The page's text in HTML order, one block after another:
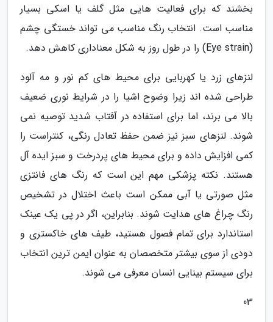
بخشند که برای فعالیت هایی مثل گلف یا اسکی بسیار
مناسب است. انتخاب رنگ مناسب می تواند خستگی چشم
(Eye strain) را در طول روز به شکل معناداری کاهش دهد.
لنزهای زرد یا کهربایی برای محیط های کم نور و مه آلود
طراحی شده اند زیرا وضوح اشیا را در شرایط نوری ضعیف
بالا می برند، اما برای استفاده در آفتاب شدید توصیه نمی
شوند. لنزهای سبز نیز ضمن حفظ تعادل رنگی، کنتراست را
کمی افزایش داده و برای محیط های پردرخت و سبز ایده آل
هستند. نکته پزشکی مهم این است که رنگ های فانتزی
مثل صورتی یا آبی ممکن است باعث اختلال در تشخیص
رنگ چراغ های هدایت شوند. بنابراین، اگر در پی یک عینک
استاندارد برای تمام فصول هستید، طیف های خاکستری و
دودی از سوی بیشتر متخصصان به عنوان ایمن ترین انتخاب
برای سیستم بینایی انسان معرفی می شوند.
03